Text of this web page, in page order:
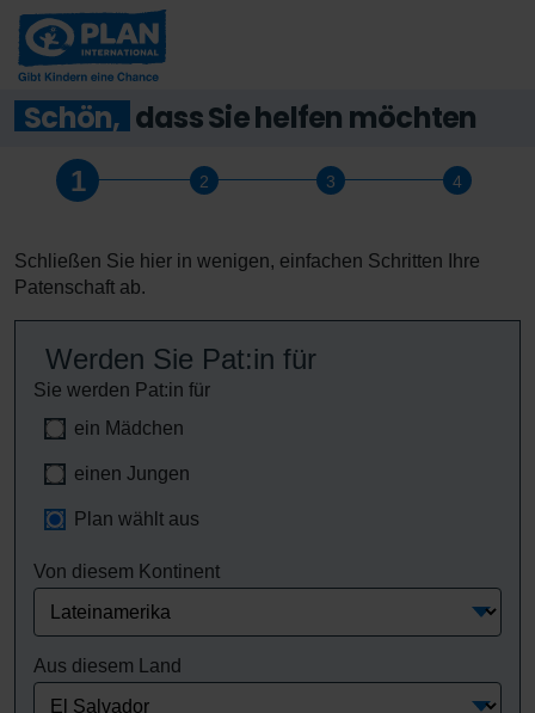
Schön, dass Sie helfen möchten
Schließen Sie hier in wenigen, einfachen Schritten Ihre
Patenschaft ab.
Werden Sie Pat:in für
Sie werden Pat:in für
ein Mädchen
einen Jungen
Plan wählt aus
Von diesem Kontinent
Aus diesem Land